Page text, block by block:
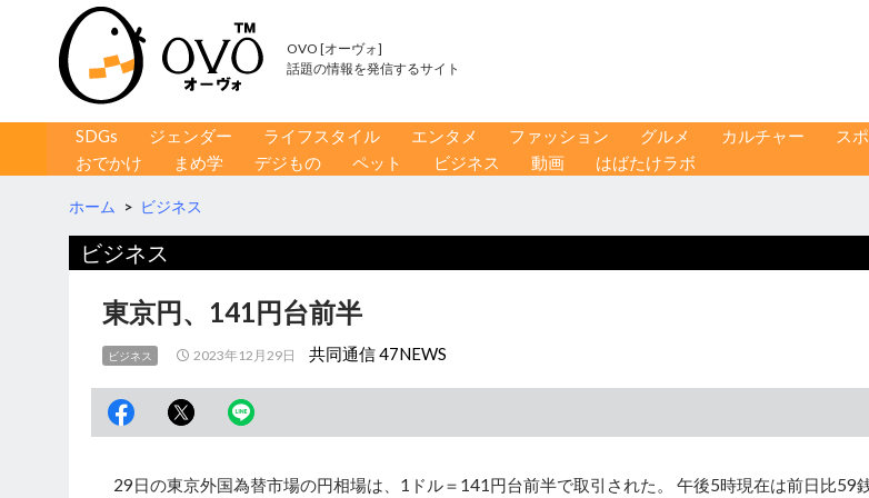
OVO [オーヴォ]
話題の情報を発信するサイト
コンテンツへ移動
SDGs ジェンダー ライフスタイル エンタメ ファッション グルメ カルチャー
ス
おでかけ
まめ学 デジもの ペット ビジネス 動画 はばたけラボ
ホーム > ビジネス
ビジネス
東京円、141円台前半
ビジネス 2023年12月29日 共同通信 47NEWS
29日の東京外国為替市場の円相場は、1ドル＝141円台前半で取引された。 午後5時現在は前日比59